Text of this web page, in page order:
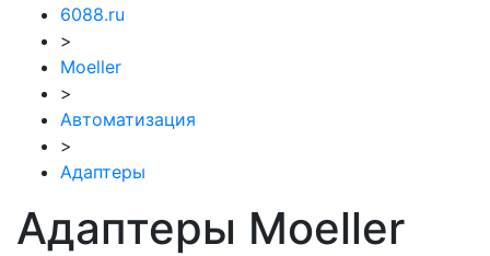
6088.ru
>
Moeller
>
Автоматизация
>
Адаптеры
Адаптеры Moeller